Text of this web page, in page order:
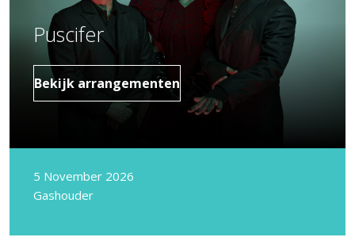
Puscifer
Bekijk arrangementen
5 November 2026
Gashouder